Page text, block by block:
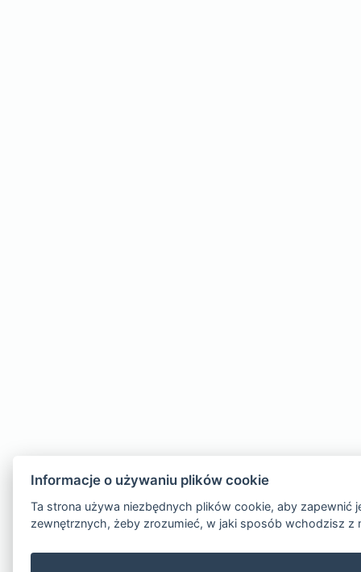
Informacje o używaniu plików cookie
Ta strona używa niezbędnych plików cookie, aby zapewnić
zewnętrznych, żeby zrozumieć, w jaki sposób wchodzisz